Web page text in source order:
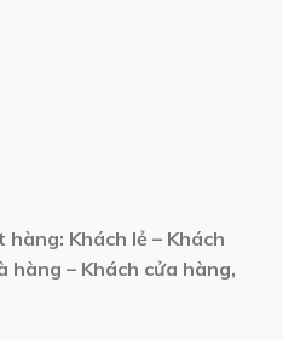
Khách lẻ – Khách
hàng – Khách cửa hàng,